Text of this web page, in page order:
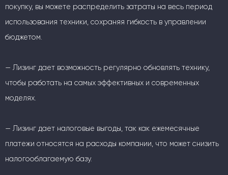
покупку, вы можете распределить затраты на весь период
использования техники, сохраняя гибкость в управлении
бюджетом.
— Лизинг дает возможность регулярно обновлять технику,
чтобы работать на самых эффективных и современных
моделях.
— Лизинг дает налоговые выгоды, так как ежемесячные
платежи относятся на расходы компании, что может снизить
налогооблагаемую базу.